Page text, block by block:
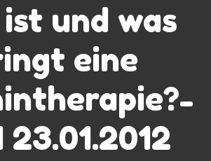
und was
eine
23.01.2012